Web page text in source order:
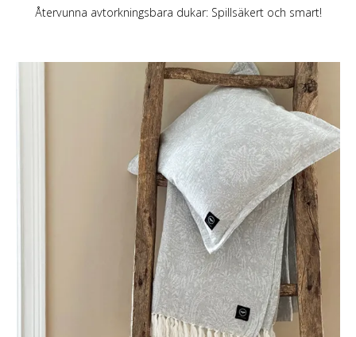
Återvunna avtorkningsbara dukar: Spillsäkert och smart!